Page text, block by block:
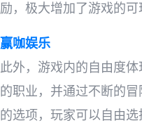
励，极大增加了游戏的可
赢咖娱乐
此外，游戏内的自由度
的职业，并通过不断的
的选项，玩家可以自由